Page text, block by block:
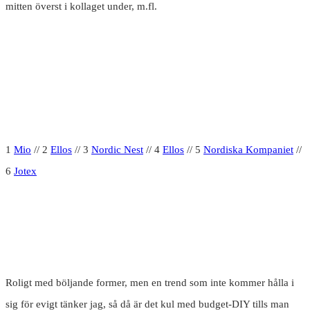
mitten överst i kollaget under, m.fl.
1 Mio // 2 Ellos // 3 Nordic Nest // 4 Ellos // 5 Nordiska Kompaniet //
6 Jotex
Roligt med böljande former, men en trend som inte kommer hålla i
sig för evigt tänker jag, så då är det kul med budget-DIY tills man